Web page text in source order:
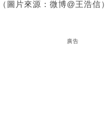
圖片來源：微博@王浩信）
廣告